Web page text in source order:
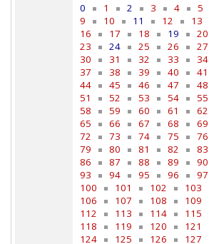
0 1 2 3 4 5
9
10 11 12 13
16
17 18 19 20
23
24 25 26 27
30
31 32 33 34
37
38 39 40 41
44
45 46 47 48
51
52 53 54 55
58
59 60 61 62
65
66 67 68 69
72
73 74 75 76
79
80 81 82 83
86
87 88 89 90
93
94 95 96 97
100
101 102 103
106
107 108 109
112
113 114 115
118
119 120 121
124
125 126 127